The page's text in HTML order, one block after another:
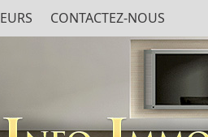
CONTACTEZ-NOUS